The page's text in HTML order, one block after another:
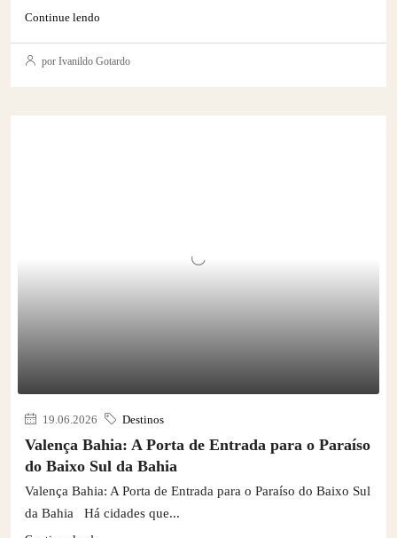
Continue lendo
por Ivanildo Gotardo
19.06.2026 Destinos
Valença Bahia: A Porta de Entrada para o Paraíso
do Baixo Sul da Bahia
Valença Bahia: A Porta de Entrada para o Paraíso do Baixo Sul
da Bahia Há cidades que...